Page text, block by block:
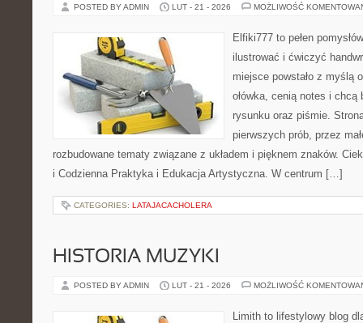
POSTED BY ADMIN LUT - 21 - 2026 MOŻLIWOŚĆ
Elfiki777 to pełen
ilustrować i ćwiczyć
miejsce powstało z myślą
ołówka, cenią notes i chcą
rysunku oraz piśmie.
pierwszych prób, przez
rozbudowane tematy związane z układem i pięknem znaków.
i Codzienna Praktyka i Edukacja Artystyczna. W centrum […]
CATEGORIES: LATAJACACHOLERA
HISTORIA MUZYKI
POSTED BY ADMIN LUT - 21 - 2026 MOŻLIWOŚĆ
Limith to lifestylowy blog